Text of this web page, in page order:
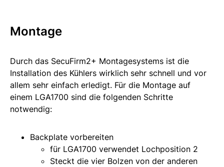
Montage
Durch das SecuFirm2+ Montagesystems ist die
Installation des Kühlers wirklich sehr schnell und vor
allem sehr einfach erledigt. Für die Montage auf
einem LGA1700 sind die folgenden Schritte
notwendig:
Backplate vorbereiten
für LGA1700 verwendet Lochposition 2
Steckt die vier Bolzen von der anderen